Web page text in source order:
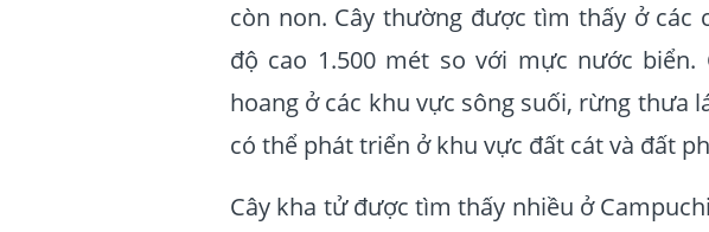
còn non. Cây thường được tìm thấy ở
độ cao 1.500 mét so với mực nước
hoang ở các khu vực sông suối, rừng thưa
có thể phát triển ở khu vực đất cát và đất
Cây kha tử được tìm thấy nhiều ở